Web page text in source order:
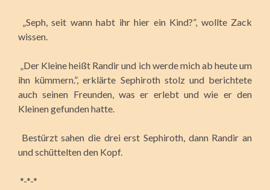
„Seph, seit wann habt ihr hier ein Kind?”, wollte Zack
wissen.
„Der Kleine heißt Randir und ich werde mich ab heute um
ihn kümmern.”, erklärte Sephiroth stolz und berichtete
auch seinen Freunden, was er erlebt und wie er den
Kleinen gefunden hatte.
Bestürzt sahen die drei erst Sephiroth, dann Randir an
und schüttelten den Kopf.
*-*-*